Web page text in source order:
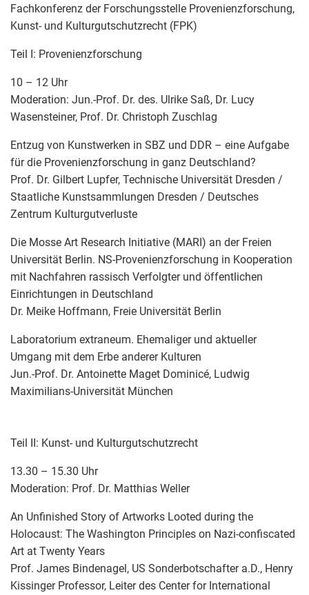
Fachkonferenz der Forschungsstelle Provenienzforschung,
Kunst- und Kulturgutschutzrecht (FPK)
Teil I: Provenienzforschung
10 – 12 Uhr
Moderation: Jun.-Prof. Dr. des. Ulrike Saß, Dr. Lucy
Wasensteiner, Prof. Dr. Christoph Zuschlag
Entzug von Kunstwerken in SBZ und DDR – eine Aufgabe
für die Provenienzforschung in ganz Deutschland?
Prof. Dr. Gilbert Lupfer, Technische Universität Dresden /
Staatliche Kunstsammlungen Dresden / Deutsches
Zentrum Kulturgutverluste
Die Mosse Art Research Initiative (MARI) an der Freien
Universität Berlin. NS-Provenienzforschung in Kooperation
mit Nachfahren rassisch Verfolgter und öffentlichen
Einrichtungen in Deutschland
Dr. Meike Hoffmann, Freie Universität Berlin
Laboratorium extraneum. Ehemaliger und aktueller
Umgang mit dem Erbe anderer Kulturen
Jun.-Prof. Dr. Antoinette Maget Dominicé, Ludwig
Maximilians-Universität München
Teil II: Kunst- und Kulturgutschutzrecht
13.30 – 15.30 Uhr
Moderation: Prof. Dr. Matthias Weller
An Unfinished Story of Artworks Looted during the
Holocaust: The Washington Principles on Nazi-confiscated
Art at Twenty Years
Prof. James Bindenagel, US Sonderbotschafter a.D., Henry
Kissinger Professor, Leiter des Center for International